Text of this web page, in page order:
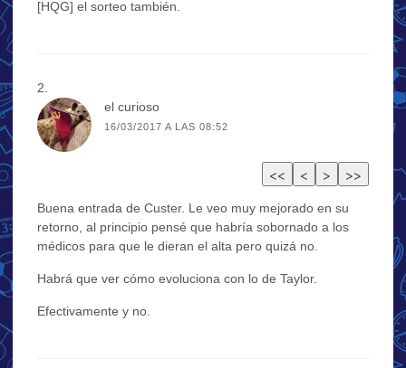
[HQG] el sorteo también.
el curioso
16/03/2017 A LAS 08:52
Buena entrada de Custer. Le veo muy mejorado en su
retorno, al principio pensé que habría sobornado a los
médicos para que le dieran el alta pero quizá no.
Habrá que ver cómo evoluciona con lo de Taylor.
Efectivamente y no.